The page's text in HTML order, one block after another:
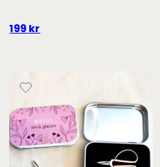
av 5
199 kr